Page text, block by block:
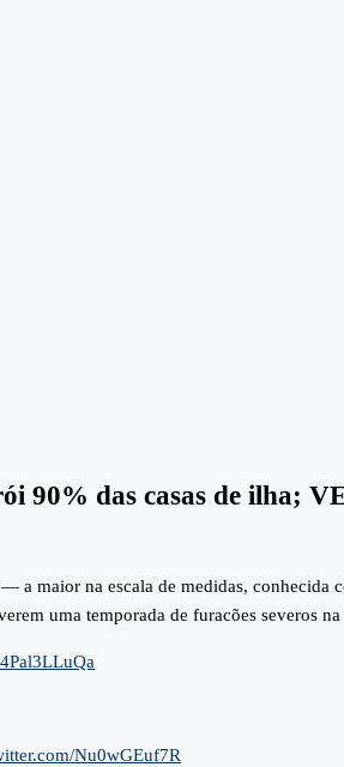
90% das casas de ilha;
maior na escala de medidas, conhecida
uma temporada de furacões severos
Nu0wGEuf7R